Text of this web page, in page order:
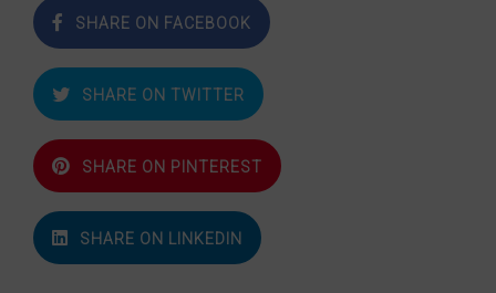
SHARE ON FACEBOOK
SHARE ON TWITTER
SHARE ON PINTEREST
SHARE ON LINKEDIN